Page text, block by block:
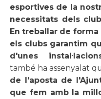
esportives de la
necessitats dels
En treballar de
els clubs garantim
d'unes instal·
també ha assenyalat
de l'aposta de
que fem amb la